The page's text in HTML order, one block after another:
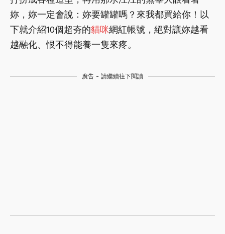
妳，妳一定會說：妳要罐罐嗎？來我都買給你！以
下就介紹10個超夯的貓咪網紅帳號，絕對讓妳越看
越融化、恨不得能養一隻來疼。
廣告 - 請繼續往下閱讀